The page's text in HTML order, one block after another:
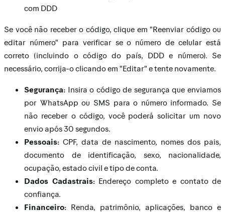
com DDD
Se você não receber o código, clique em "Reenviar código ou
editar número" para verificar se o número de celular está
correto (incluindo o código do país, DDD e número). Se
necessário, corrija-o clicando em "Editar" e tente novamente.
Segurança: Insira o código de segurança que enviamos
por WhatsApp ou SMS para o número informado. Se
não receber o código, você poderá solicitar um novo
envio após 30 segundos.
Pessoais: CPF, data de nascimento, nomes dos pais,
documento de identificação, sexo, nacionalidade,
ocupação, estado civil e tipo de conta.
Dados Cadastrais: Endereço completo e contato de
confiança.
Financeiro: Renda, patrimônio, aplicações, banco e